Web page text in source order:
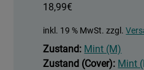
18,99€
inkl. 19 % MwSt. zzgl.
Zustand: Mint (M)
Zustand (Cover): Mint